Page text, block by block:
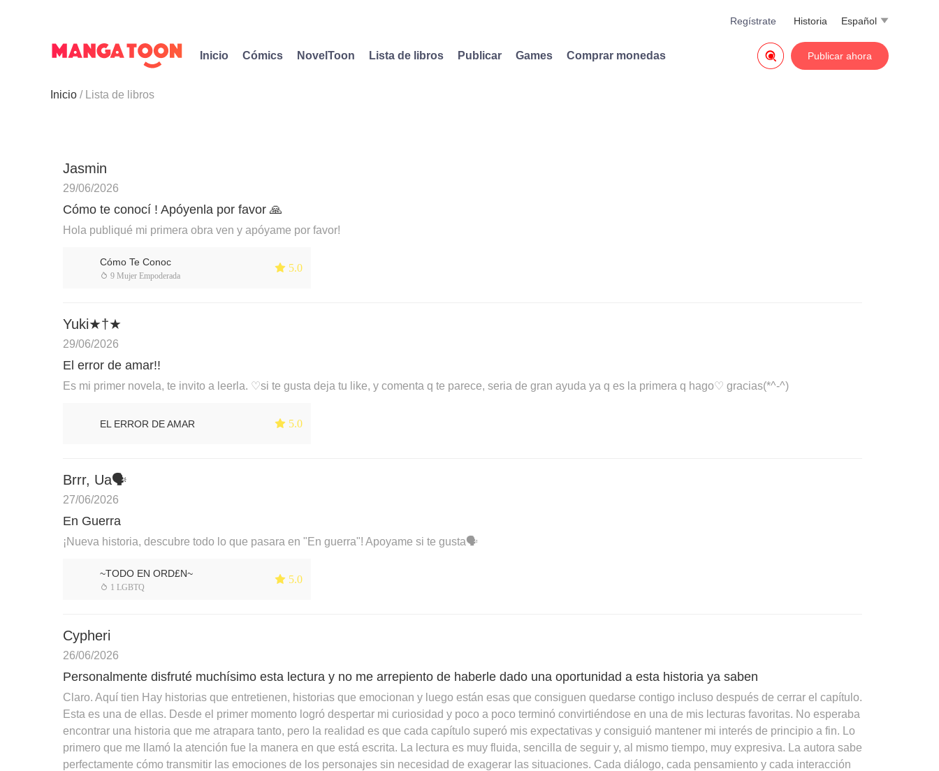
Español 
Historia
Regístrate
Inicio Cómics NovelToon Lista de libros Publicar Games Comprar monedas Publicar ahora

Inicio Lista de libros
Jasmin
29/06/2026
Cómo te conocí ! Apóyenla por favor 🙏
Hola publiqué mi primera obra ven y apóyame por favor!
Cómo Te Conoc
 9 Mujer Empoderada
 5.0
Yuki★†★
29/06/2026
El error de amar!!
Es mi primer novela, te invito a leerla. ♡si te gusta deja tu like, y comenta q te parece, seria de gran ayuda ya q es la primera q hago♡ gracias(*^-^)
EL ERROR DE AMAR  5.0
Brrr, Ua🗣
27/06/2026
En Guerra
¡Nueva historia, descubre todo lo que pasara en "En guerra"! Apoyame si te gusta🗣
~TODO EN ORD£N~
 1 LGBTQ
 5.0
Cypheri
26/06/2026
Personalmente disfruté muchísimo esta lectura y no me arrepiento de haberle dado una oportunidad a esta historia ya saben
Claro. Aquí tien Hay historias que entretienen, historias que emocionan y luego están esas que consiguen quedarse contigo incluso después de cerrar el capítulo.
Esta es una de ellas. Desde el primer momento logró despertar mi curiosidad y poco a poco terminó convirtiéndose en una de mis lecturas favoritas. No esperaba
encontrar una historia que me atrapara tanto, pero la realidad es que cada capítulo superó mis expectativas y consiguió mantener mi interés de principio a fin. Lo
primero que me llamó la atención fue la manera en que está escrita. La lectura es muy fluida, sencilla de seguir y, al mismo tiempo, muy expresiva. La autora sabe
perfectamente cómo transmitir las emociones de los personajes sin necesidad de exagerar las situaciones. Cada diálogo, cada pensamiento y cada interacción